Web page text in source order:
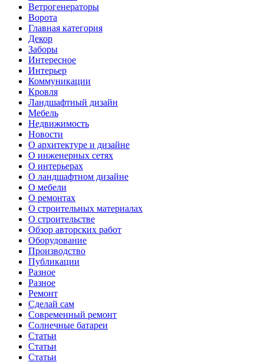
Ветрогенераторы
Ворота
Главная категория
Декор
Заборы
Интересное
Интерьер
Коммуникации
Кровля
Ландшафтный дизайн
Мебель
Недвижимость
Новости
О архитектуре и дизайне
О инженерных сетях
О интерьерах
О ландшафтном дизайне
О мебели
О ремонтах
О строительных материалах
О строительстве
Обзор авторских работ
Оборудование
Производство
Публикации
Разное
Разное
Ремонт
Сделай сам
Современный ремонт
Солнечные батареи
Статьи
Статьи
Статьи